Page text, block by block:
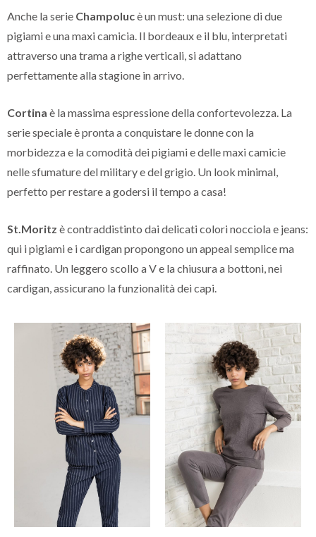
Anche la serie Champolucè un must: una selezione di due
pigiami e una maxi camicia. Il bordeaux e il blu, interpretati
attraverso una trama a righe verticali, si adattano
perfettamente alla stagione in arrivo.
Cortina è la massima espressione della confortevolezza. La
serie speciale è pronta a conquistare le donne con la
morbidezza e la comodità dei pigiami e delle maxi camicie
nelle sfumature del military e del grigio. Un look minimal,
perfetto per restare a godersi il tempo a casa!
St.Moritz è contraddistinto dai delicati colori nocciola e jeans:
qui i pigiami e i cardigan propongono un appeal semplice ma
raffinato. Un leggero scollo a V e la chiusura a bottoni, nei
cardigan, assicurano la funzionalità dei capi.